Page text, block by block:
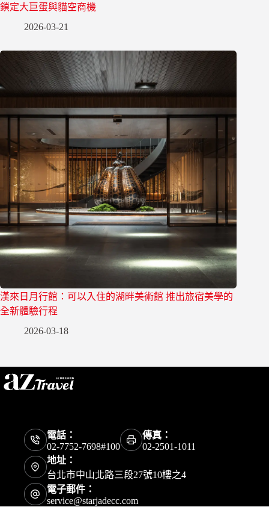
鎖定大巨蛋與貓空商機
2026-03-21
漢來日月行館：可以入住的湖畔美術館 推出旅宿美學的
全新體驗行程
2026-03-18
電話：
02-7752-7698#100
傳真：
02-2501-1011
地址：
台北市中山北路三段27號10樓之4
電子郵件：
service@starjadecc.com